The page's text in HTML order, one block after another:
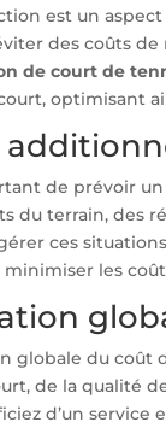
est un
des coûts de
de court de
optimisant
de prévoir
du terrain, des
ces
les
globale du coût
de la qualité
d’un